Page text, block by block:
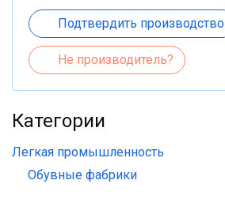
Подтвердить производство
Не производитель?
Категории
Легкая промышленность
Обувные фабрики